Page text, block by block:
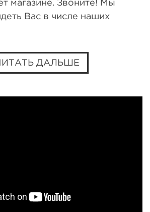
магазине. Звоните! Мы
Вас в числе наших
ДАЛЬШЕ